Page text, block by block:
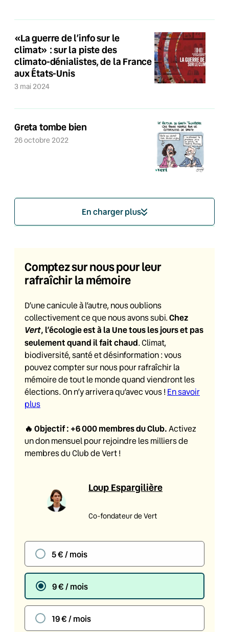
«La guerre de l’info sur le
climat» : sur la piste des
climato-dénialistes, de la France
aux États-Unis
3 mai 2024
Greta tombe bien
26 octobre 2022
En charger plus
Comptez sur nous pour leur
rafraîchir la mémoire
D’une canicule à l’autre, nous oublions
collectivement ce que nous avons subi.Chez
Vert, l’écologie est à la Une tous les jours et pas
seulement quand il fait chaud. Climat,
biodiversité, santé et désinformation : vous
pouvez compter sur nous pour rafraîchir la
mémoire de tout le monde quand viendront les
élections. On n’y arrivera qu’avec vous ! En savoir
plus
🔥 Objectif : +6 000 membres du Club. Activez
un don mensuel pour rejoindre les milliers de
membres du Club de Vert !
Loup Espargilière
Co-fondateur de Vert
5 € / mois
9 € / mois
19 € / mois